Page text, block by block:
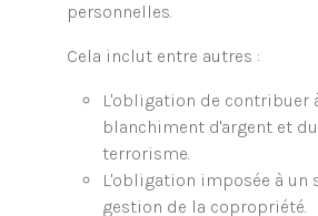
personnelles.
Cela inclut entre autres :
L'obligation de contribuer
blanchiment d'argent et
terrorisme.
L'obligation imposée à un
gestion de la copropriété.